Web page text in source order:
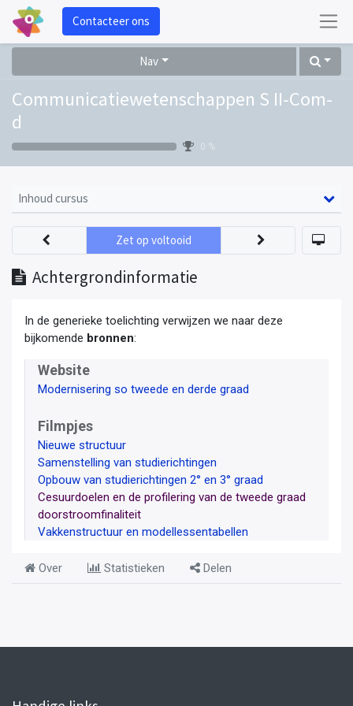
Contacteer ons
Nav
Communicatiewetenschappen S II-Com-
d
0 %
Inhoud cursus
Achtergrondinformatie
Zet op voltooid
In de generieke toelichting verwijzen we naar deze
bijkomende bronnen:
Website
Modernisering so tweede en derde graad
Filmpjes
Nieuwe structuur
Samenstelling van studierichtingen
Opbouw van studierichtingen 2° en 3° graad
Cesuurdoelen en de profilering van de tweede graad
doorstroomfinaliteit
Vakkenstructuur en modellessentabellen
Over Statistieken Delen